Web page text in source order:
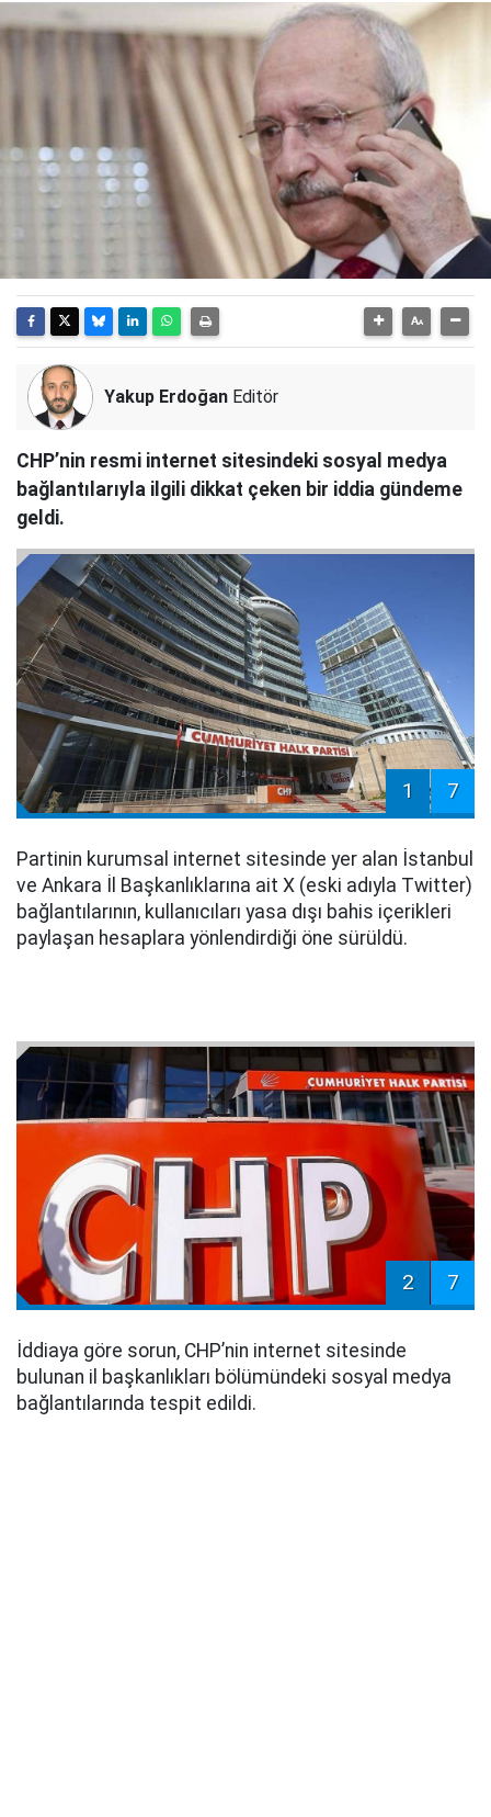
Yakup Erdoğan Editör
CHP’nin resmi internet sitesindeki sosyal medya
bağlantılarıyla ilgili dikkat çeken bir iddia gündeme
geldi.
1 7
Partinin kurumsal internet sitesinde yer alan İstanbul
ve Ankara İl Başkanlıklarına ait X (eski adıyla Twitter)
bağlantılarının, kullanıcıları yasa dışı bahis içerikleri
paylaşan hesaplara yönlendirdiği öne sürüldü.
2 7
İddiaya göre sorun, CHP’nin internet sitesinde
bulunan il başkanlıkları bölümündeki sosyal medya
bağlantılarında tespit edildi.